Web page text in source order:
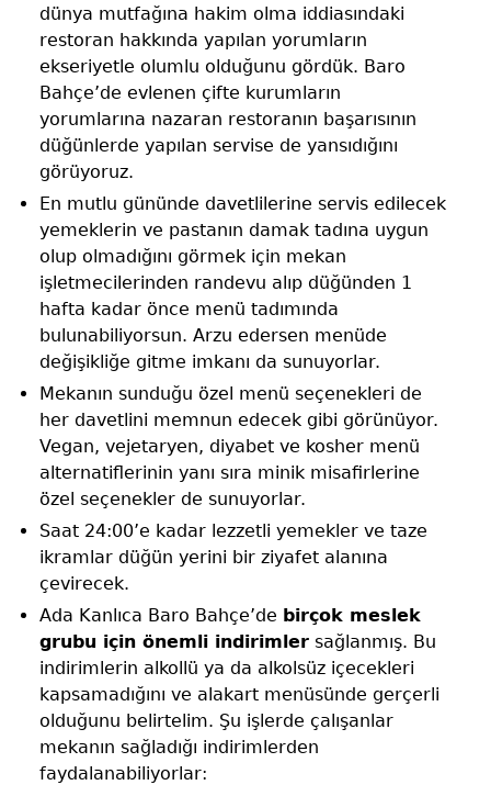
dünya mutfağına hakim olma iddiasındaki
restoran hakkında yapılan yorumların
ekseriyetle olumlu olduğunu gördük. Baro
Bahçe’de evlenen çifte kurumların
yorumlarına nazaran restoranın başarısının
düğünlerde yapılan servise de yansıdığını
görüyoruz.
En mutlu gününde davetlilerine servis edilecek
yemeklerin ve pastanın damak tadına uygun
olup olmadığını görmek için mekan
işletmecilerinden randevu alıp düğünden 1
hafta kadar önce menü tadımında
bulunabiliyorsun. Arzu edersen menüde
değişikliğe gitme imkanı da sunuyorlar.
Mekanın sunduğu özel menü seçenekleri de
her davetlini memnun edecek gibi görünüyor.
Vegan, vejetaryen, diyabet ve kosher menü
alternatiflerinin yanı sıra minik misafirlerine
özel seçenekler de sunuyorlar.
Saat 24:00’e kadar lezzetli yemekler ve taze
ikramlar düğün yerini bir ziyafet alanına
çevirecek.
Ada Kanlıca Baro Bahçe’de birçok meslek
grubu için önemli indirimler sağlanmış. Bu
indirimlerin alkollü ya da alkolsüz içecekleri
kapsamadığını ve alakart menüsünde gerçerli
olduğunu belirtelim. Şu işlerde çalışanlar
mekanın sağladığı indirimlerden
faydalanabiliyorlar: